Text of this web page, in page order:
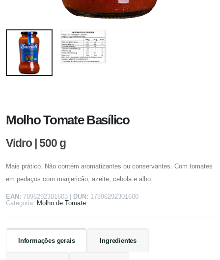
Molho Tomate Basílico
Vidro | 500 g
Mais prático. Não contém aromatizantes ou conservantes. Com tomates
em pedaços com manjericão, azeite, cebola e alho.
EAN: 7896292301603 DUN: 17896292301600
Categoria: Molho de Tomate
Informações gerais Ingredientes